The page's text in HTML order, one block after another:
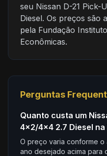
seu Nissan D-21
Diesel. Os preços são
pela Fundação
Econômicas.
Perguntas
Quanto custa um
4x2/4x4 2.7 Diesel na
O preço varia conforme
ano desejado acima para